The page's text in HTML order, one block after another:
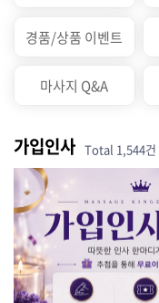
경품/상품 이벤트
마사지 Q&A
가입인사 Total 1,544건